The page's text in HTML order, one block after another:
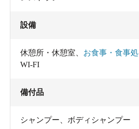
設備
休憩所・休憩室 お食事・食事処
WI-FI
備付品
シャンプー ボディシャンプー